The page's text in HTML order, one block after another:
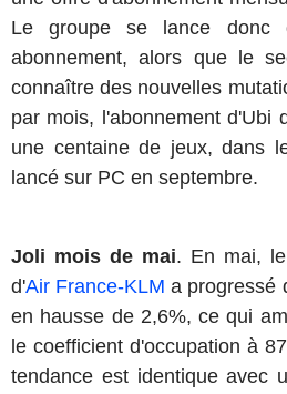
Le groupe se lance donc
abonnement, alors que le
connaître des nouvelles
par mois, l'abonnement d'Ubi
une centaine de jeux, dans
lancé sur PC en septembre.
Joli mois de mai. En mai,
d'Air France-KLM a progressé
en hausse de 2,6%, ce qui
le coefficient d'occupation à
tendance est identique avec